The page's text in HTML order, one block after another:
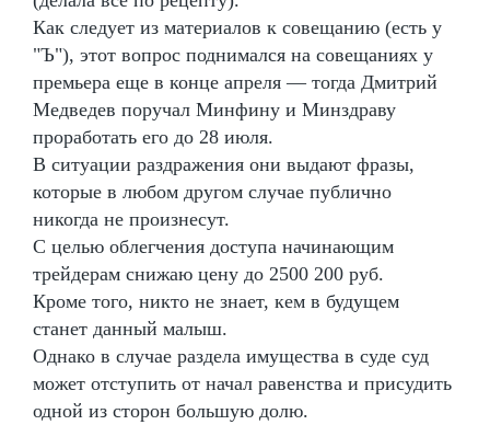
Как следует из материалов к совещанию (есть у
"Ъ"), этот вопрос поднимался на совещаниях у
премьера еще в конце апреля — тогда Дмитрий
Медведев поручал Минфину и Минздраву
проработать его до 28 июля.
В ситуации раздражения они выдают фразы,
которые в любом другом случае публично
никогда не произнесут.
С целью облегчения доступа начинающим
трейдерам снижаю цену до 2500 200 руб.
Кроме того, никто не знает, кем в будущем
станет данный малыш.
Однако в случае раздела имущества в суде суд
может отступить от начал равенства и присудить
одной из сторон большую долю.